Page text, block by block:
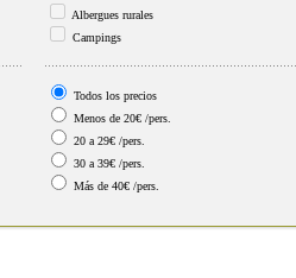
Albergues rurales
Campings
Todos los precios
Menos de 20€ /pers.
20 a 29€ /pers.
30 a 39€ /pers.
Más de 40€ /pers.